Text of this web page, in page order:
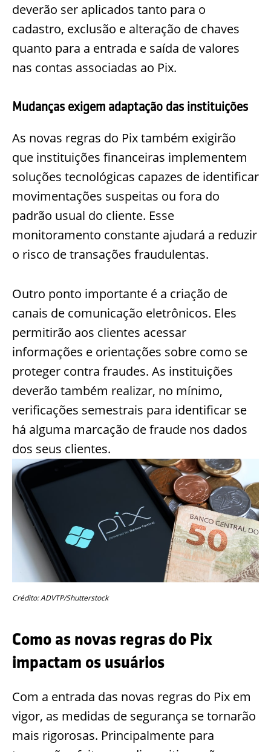
deverão ser aplicados tanto para o
cadastro, exclusão e alteração de chaves
quanto para a entrada e saída de valores
nas contas associadas ao Pix.
Mudanças exigem adaptação das instituições
As novas regras do Pix também exigirão
que instituições financeiras implementem
soluções tecnológicas capazes de identificar
movimentações suspeitas ou fora do
padrão usual do cliente. Esse
monitoramento constante ajudará a reduzir
o risco de transações fraudulentas.
Outro ponto importante é a criação de
canais de comunicação eletrônicos. Eles
permitirão aos clientes acessar
informações e orientações sobre como se
proteger contra fraudes. As instituições
deverão também realizar, no mínimo,
verificações semestrais para identificar se
há alguma marcação de fraude nos dados
dos seus clientes.
Crédito: ADVTP/Shutterstock
Como as novas regras do Pix
impactam os usuários
Com a entrada das novas regras do Pix em
vigor, as medidas de segurança se tornarão
mais rigorosas. Principalmente para